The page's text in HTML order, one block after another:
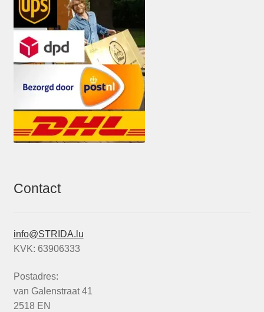
Contact
info@STRIDA.lu
KVK: 63906333
Postadres:
van Galenstraat 41
2518 EN